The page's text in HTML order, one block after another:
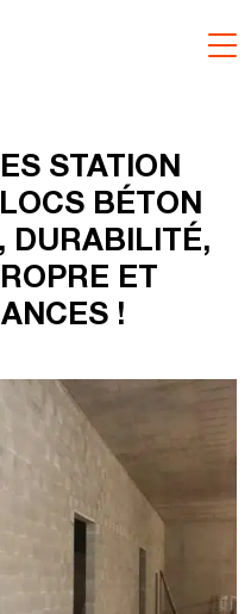
STATION
BÉTON
DURABILITÉ,
ET
!